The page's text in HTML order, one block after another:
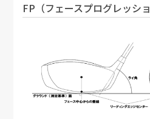
FP（フェースプログレッシ